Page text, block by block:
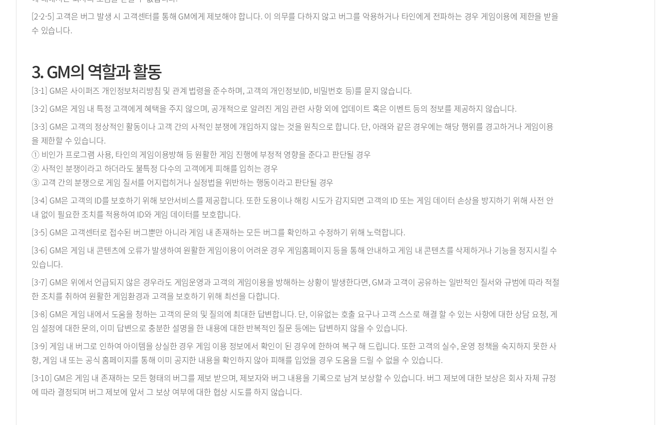
[2-2-5] 고객은 버그 발생 시 고객센터를 통해 GM에게 제보해야 합니다. 이 의무를 다하지 않고 버그를 악용하거나 타인에게 전파하는 경우 게임이용에 제한을 받을
수 있습니다.
3. GM의 역할과 활동
[3-1] GM은 사이퍼즈 개인정보처리방침 및 관계 법령을 준수하며, 고객의 개인정보(ID, 비밀번호 등)를 묻지 않습니다.
[3-2] GM은 게임 내 특정 고객에게 혜택을 주지 않으며, 공개적으로 알려진 게임 관련 사항 외에 업데이트 혹은 이벤트 등의 정보를 제공하지 않습니다.
[3-3] GM은 고객의 정상적인 활동이나 고객 간의 사적인 분쟁에 개입하지 않는 것을 원칙으로 합니다. 단, 아래와 같은 경우에는 해당 행위를 경고하거나 게임이용
을 제한할 수 있습니다.
① 비인가 프로그램 사용, 타인의 게임이용방해 등 원활한 게임 진행에 부정적 영향을 준다고 판단될 경우
② 사적인 분쟁이라고 하더라도 불특정 다수의 고객에게 피해를 입히는 경우
③ 고객 간의 분쟁으로 게임 질서를 어지럽히거나 실정법을 위반하는 행동이라고 판단될 경우
[3-4] GM은 고객의 ID를 보호하기 위해 보안서비스를 제공합니다. 또한 도용이나 해킹 시도가 감지되면 고객의 ID 또는 게임 데이터 손상을 방지하기 위해 사전 안
내 없이 필요한 조치를 적용하여 ID와 게임 데이터를 보호합니다.
[3-5] GM은 고객센터로 접수된 버그뿐만 아니라 게임 내 존재하는 모든 버그를 확인하고 수정하기 위해 노력합니다.
[3-6] GM은 게임 내 콘텐츠에 오류가 발생하여 원활한 게임이용이 어려운 경우 게임홈페이지 등을 통해 안내하고 게임 내 콘텐츠를 삭제하거나 기능을 정지시킬 수
있습니다.
[3-7] GM은 위에서 언급되지 않은 경우라도 게임운영과 고객의 게임이용을 방해하는 상황이 발생한다면, GM과 고객이 공유하는 일반적인 질서와 규범에 따라 적절
한 조치를 취하여 원활한 게임환경과 고객을 보호하기 위해 최선을 다합니다.
[3-8] GM은 게임 내에서 도움을 청하는 고객의 문의 및 질의에 최대한 답변합니다. 단, 이유없는 호출 요구나 고객 스스로 해결 할 수 있는 사항에 대한 상담 요청, 게
임 설정에 대한 문의, 이미 답변으로 충분한 설명을 한 내용에 대한 반복적인 질문 등에는 답변하지 않을 수 있습니다.
[3-9] 게임 내 버그로 인하여 아이템을 상실한 경우 게임 이용 정보에서 확인이 된 경우에 한하여 복구 해 드립니다. 또한 고객의 실수, 운영 정책을 숙지하지 못한 사
항, 게임 내 또는 공식 홈페이지를 통해 이미 공지한 내용을 확인하지 않아 피해를 입었을 경우 도움을 드릴 수 없을 수 있습니다.
[3-10] GM은 게임 내 존재하는 모든 형태의 버그를 제보 받으며, 제보자와 버그 내용을 기록으로 남겨 보상할 수 있습니다. 버그 제보에 대한 보상은 회사 자체 규정
에 따라 결정되며 버그 제보에 앞서 그 보상 여부에 대한 협상 시도를 하지 않습니다.